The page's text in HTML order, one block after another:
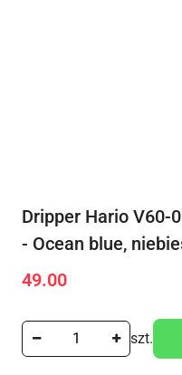
Dripper Hario V60-
- Ocean blue,
Cena:
49.00
szt.